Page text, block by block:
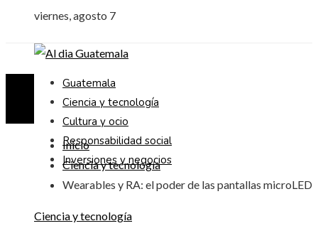
viernes, agosto 7
Guatemala
Ciencia y tecnología
Cultura y ocio
Responsabilidad social
Inversiones y negocios
Inicio
Ciencia y tecnología
Wearables y RA: el poder de las pantallas microLED
Ciencia y tecnología